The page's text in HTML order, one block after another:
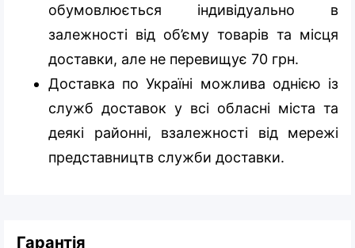
обумовлюється індивідуально в
залежності від об’єму товарів та місця
доставки, але не перевищує 70 грн.
Доставка по Україні можлива однією із
служб доставок у всі обласні міста та
деякі районні, взалежності від мережі
представництв служби доставки.
Гарантія